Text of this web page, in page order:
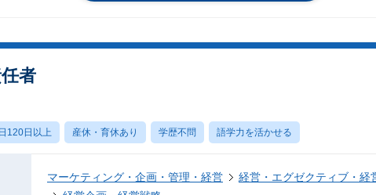
者
120日以上 産休・育休あり 学歴不問 語学力を活かせる
マーケティング・企画・管理・経営
経営・エグゼクティブ・経